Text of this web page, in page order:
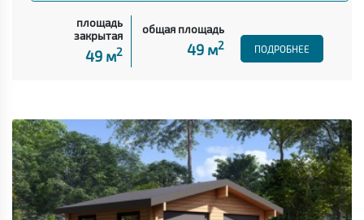
площадь
закрытая
49 м2
общая площадь
49 м2 ПОДРОБНЕЕ